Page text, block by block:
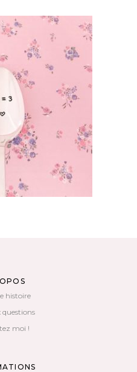
VINTAGE : 1+1=3
€
PANIER
histoire
questions
moi !